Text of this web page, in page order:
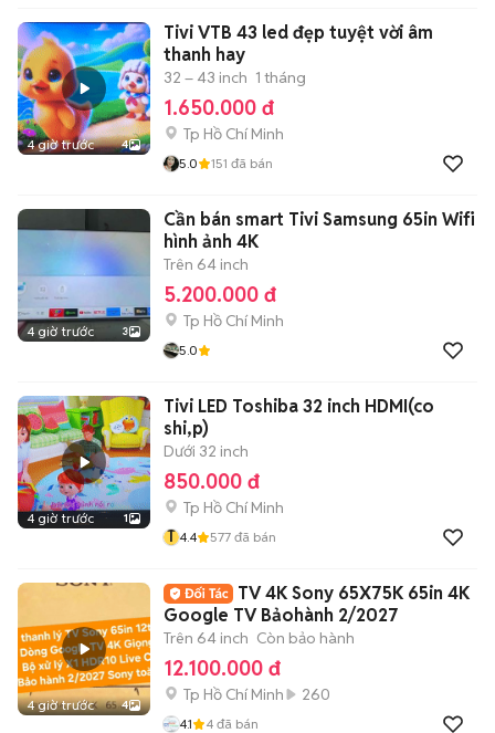
4 giờ trước 4
Tivi VTB 43 led đẹp tuyệt vời âm
thanh hay
32 – 43 inch 1 tháng
1.650.000 đ
Tp Hồ Chí Minh
5.0 151 đã bán
4 giờ trước 3
Cần bán smart Tivi Samsung 65in Wifi
hình ảnh 4K
Trên 64 inch
5.200.000 đ
Tp Hồ Chí Minh
5.0
4 giờ trước 1
Tivi LED Toshiba 32 inch HDMI(co
shi,p)
Dưới 32 inch
850.000 đ
Tp Hồ Chí Minh
T 4.4 577 đã bán
4 giờ trước 4
TV 4K Sony 65X75K 65in 4K
Google TV Bảohành 2/2027
Trên 64 inch Còn bảo hành
12.100.000 đ
Tp Hồ Chí Minh 260
4.1 4 đã bán